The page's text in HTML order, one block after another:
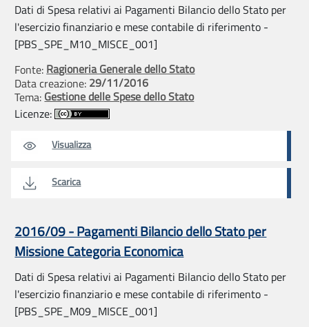
Dati di Spesa relativi ai Pagamenti Bilancio dello Stato per
l'esercizio finanziario e mese contabile di riferimento -
[PBS_SPE_M10_MISCE_001]
Fonte: Ragioneria Generale dello Stato
Data creazione: 29/11/2016
Tema: Gestione delle Spese dello Stato
Licenze:
Visualizza
Scarica
2016/09 - Pagamenti Bilancio dello Stato per
Missione Categoria Economica
Dati di Spesa relativi ai Pagamenti Bilancio dello Stato per
l'esercizio finanziario e mese contabile di riferimento -
[PBS_SPE_M09_MISCE_001]